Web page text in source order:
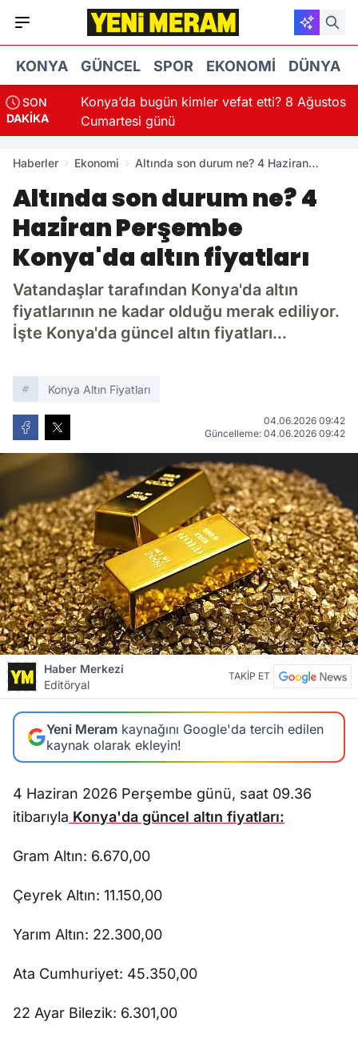
KONYA GÜNCEL SPOR EKONOMI DÜNYA
SON
DAKİKA
Konya’da bugün kimler vefat etti? 8 Ağustos
Cumartesi günü
Haberler Ekonomi
Altında son durum ne? 4 Haziran
Altında son durum ne? 4
Haziran Perşembe
Konya'da altın fiyatları
Vatandaşlar tarafından Konya'da altın
fiyatlarının ne kadar olduğu merak ediliyor.
İşte Konya'da güncel altın fiyatları...
Konya Altın Fiyatları
04.06.2026 09:42
Güncelleme: 04.06.2026 09:42
Haber Merkezi
Editöryal
TAKİP ET
Yeni Meram kaynağını Google'da tercih edilen
kaynak olarak ekleyin!
4 Haziran 2026 Perşembe günü, saat 09.36
itibarıyla Konya'da güncel altın fiyatları:
Gram Altın: 6.670,00
Çeyrek Altın: 11.150,00
Yarım Altın: 22.300,00
Ata Cumhuriyet: 45.350,00
22 Ayar Bilezik: 6.301,00